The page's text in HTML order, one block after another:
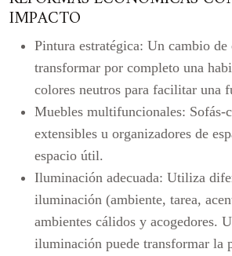
IMPACTO
Pintura estratégica: Un cambio de
transformar por completo una
colores neutros para facilitar una
Muebles multifuncionales: Sofás-
extensibles u organizadores de
espacio útil.
Iluminación adecuada: Utiliza
iluminación (ambiente, tarea,
ambientes cálidos y acogedores.
iluminación puede transformar la